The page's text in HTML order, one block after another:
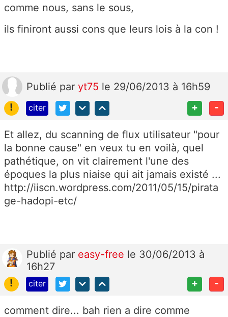
comme nous, sans le sous,
ils finiront aussi cons que leurs lois à la con !
Publié par yt75 le 29/06/2013 à 16h59
!
citer + -
Et allez, du scanning de flux utilisateur "pour
la bonne cause" en veux tu en voilà, quel
pathétique, on vit clairement l'une des
époques la plus niaise qui ait jamais existé ...
http://iiscn.wordpress.com/2011/05/15/pirata
ge-hadopi-etc/
Publié par easy-free le 30/06/2013 à
16h27
!
citer + -
comment dire... bah rien a dire comme